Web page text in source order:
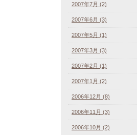
2007年7月 (2)
2007年6月 (3)
2007年5月 (1)
2007年3月 (3)
2007年2月 (1)
2007年1月 (2)
2006年12月 (8)
2006年11月 (3)
2006年10月 (2)